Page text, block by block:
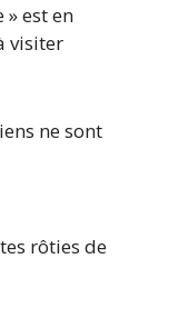
est en
visiter
ne sont
rôties de